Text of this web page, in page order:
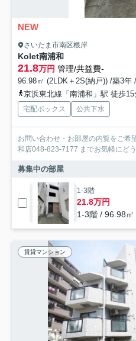
NEW
さいたま市南区根岸
Kolet南浦和
21.8万円 管理/共益費-
96.98㎡ (2LDK＋2S(納戸)) /築3年
京浜東北線「南浦和」駅 徒歩15
宅配ボックス 公共下水
お問い合わせ・お部屋の内覧をご希
和店048-823-7177 までお気軽にど
募集中の部屋
1-3階
21.8万円
1-3階 / 96.98
賃貸マンション